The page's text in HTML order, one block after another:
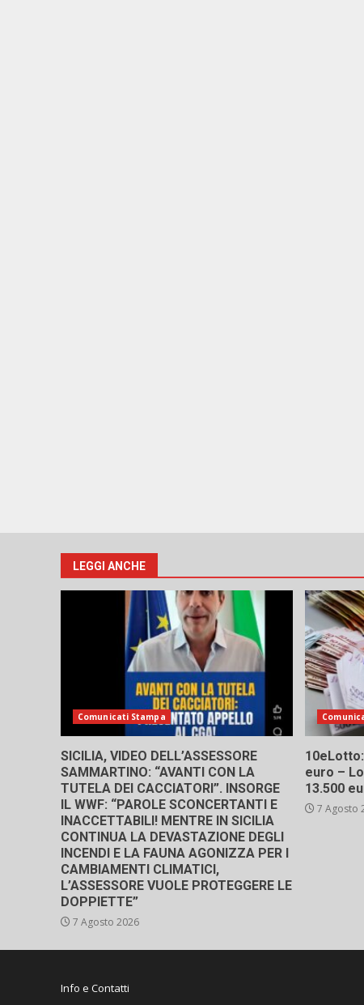
LEGGI ANCHE
Comunicati Stampa
SICILIA, VIDEO DELL’ASSESSORE
SAMMARTINO: “AVANTI CON LA
TUTELA DEI CACCIATORI”. INSORGE
IL WWF: “PAROLE SCONCERTANTI E
INACCETTABILI! MENTRE IN SICILIA
CONTINUA LA DEVASTAZIONE DEGLI
INCENDI E LA FAUNA AGONIZZA PER I
CAMBIAMENTI CLIMATICI,
L’ASSESSORE VUOLE PROTEGGERE LE
DOPPIETTE”
7 Agosto 2026
euro –
13.500
7 Agosto
Info e Contatti